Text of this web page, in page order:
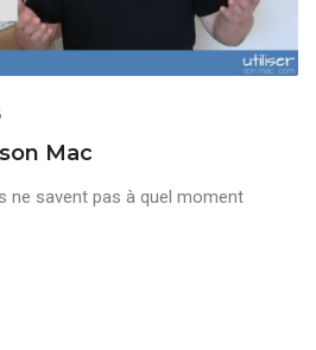
Mac
ne savent pas à quel moment